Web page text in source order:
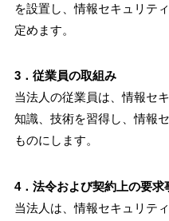
を設置し、情報セキュリテ
定めます。
3．従業員の取組み
当法人の従業員は、情報セ
知識、技術を習得し、情報
ものにします。
4．法令および契約上の要求
当法人は、情報セキュリテ